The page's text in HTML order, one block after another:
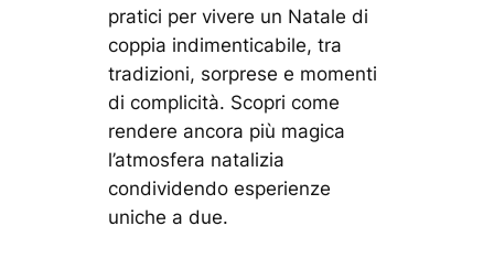
pratici per vivere un Natale di
coppia indimenticabile, tra
tradizioni, sorprese e momenti
di complicità. Scopri come
rendere ancora più magica
l’atmosfera natalizia
condividendo esperienze
uniche a due.